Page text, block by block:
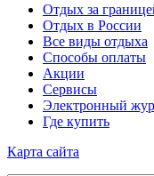
Отдых за
Отдых в России
Все виды отдыха
Способы оплаты
Акции
Сервисы
Электронный
Где купить
Карта сайта